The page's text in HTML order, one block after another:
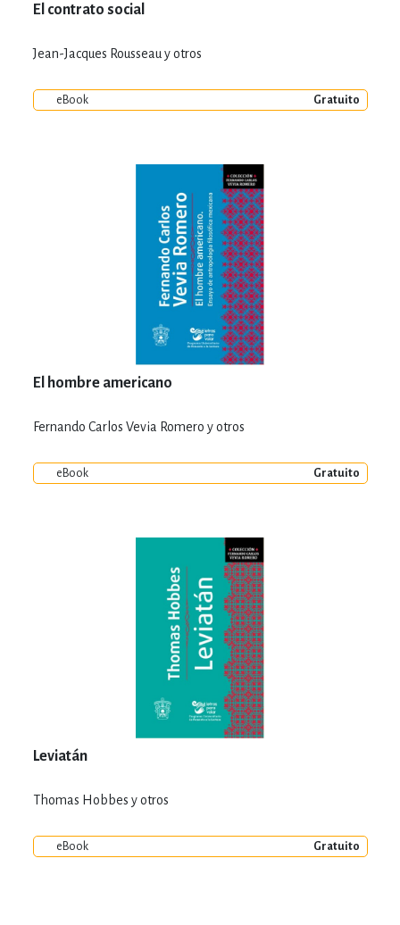
El contrato social
Jean-Jacques Rousseau y otros
eBook Gratuito
El hombre americano
Fernando Carlos Vevia Romero y otros
eBook Gratuito
Leviatán
Thomas Hobbes y otros
eBook Gratuito